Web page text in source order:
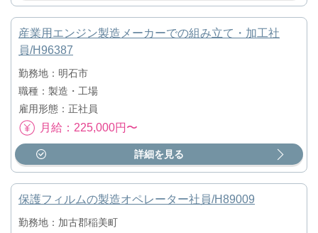
産業用エンジン製造メーカーでの組み立て・加工社
員/H96387
勤務地：明石市
職種：製造・工場
雇用形態：正社員
月給：225,000円〜
詳細を見る
保護フィルムの製造オペレーター社員/H89009
勤務地：加古郡稲美町